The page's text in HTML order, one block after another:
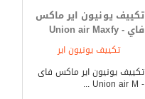
تكييف يونيون اير ماكس
فاي - Union air Maxfy
تكييف يونيون اير
تكييف يونيون اير ماكس فاى
- Union air M ...